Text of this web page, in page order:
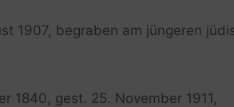
1907, begraben am jüngeren
1840, gest. 25. November 1911,